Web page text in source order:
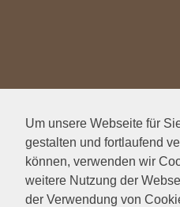
Um unsere Webseite für
gestalten und fortlaufend
können, verwenden wir
weitere Nutzung der
der Verwendung von